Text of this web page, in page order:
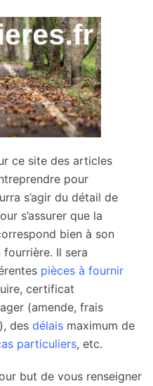
ce site des articles
pour
s’agir du détail de
s’assurer que la
bien à son
Il sera
pièces à fournir
certificat
(amende, frais
des délais maximum de
particuliers, etc.
but de vous renseigner